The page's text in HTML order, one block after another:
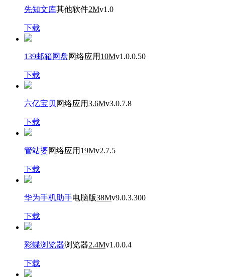
先知文库其他软件2Mv1.0
下载
139邮箱网盘网络应用 10Mv1.0.0.50
下载
六亿宝贝 网络应用3.6Mv3.0.7.8
下载
管站婆网络应用 19Mv2.7.5
下载
华为手机助手电脑版38Mv9.0.3.300
下载
彩蝶浏览器浏览器2.4Mv1.0.0.4
下载